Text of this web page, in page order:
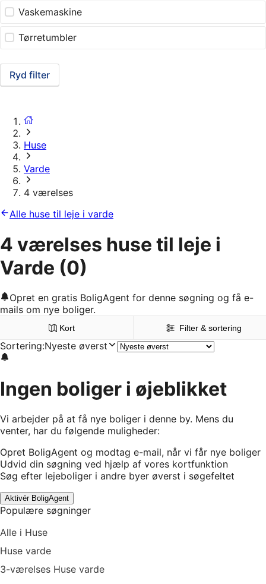
Vaskemaskine
Tørretumbler
Ryd filter
Huse
Varde
4 værelses
Alle huse til leje i varde
4 værelses huse til leje i
Varde (0)
Opret en gratis BoligAgent for denne søgning og få e-
mails om nye boliger.
Kort Filter & sortering
Sortering:Nyeste øverst
Ingen boliger i øjeblikket
Vi arbejder på at få nye boliger i denne by. Mens du
venter, har du følgende muligheder:
Opret BoligAgent og modtag e-mail, når vi får nye boliger
Udvid din søgning ved hjælp af vores kortfunktion
Søg efter lejeboliger i andre byer øverst i søgefeltet
Aktivér BoligAgent
Populære søgninger
Alle i Huse
Huse varde
3-værelses Huse varde